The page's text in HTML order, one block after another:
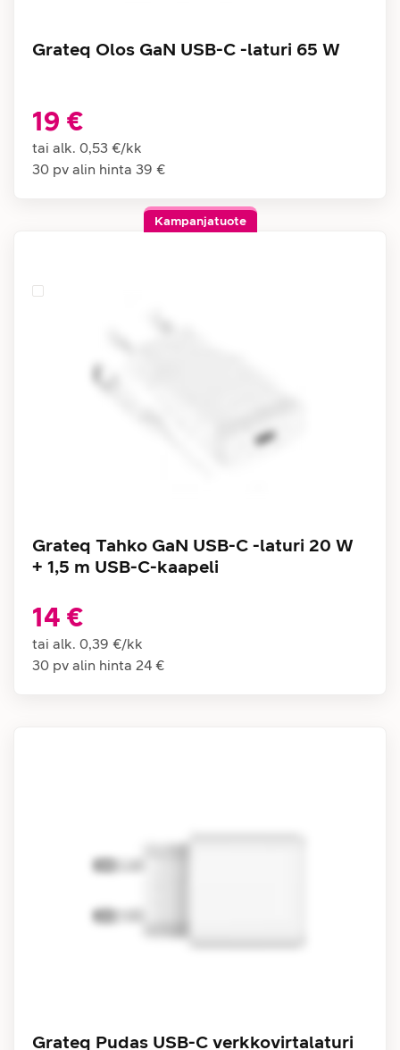
Grateq Olos GaN USB-C -laturi 65 W
19 €
tai alk. 0,53 €/kk
30 pv alin hinta 39 €
Kampanjatuote
Grateq Tahko GaN USB-C -laturi 20 W
+ 1,5 m USB-C-kaapeli
14 €
tai alk. 0,39 €/kk
30 pv alin hinta 24 €
Grateq Pudas USB-C verkkovirtalaturi